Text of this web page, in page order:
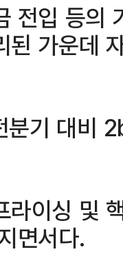
전입 등의
된 가운데
분기 대비
라이싱 및
면서다.